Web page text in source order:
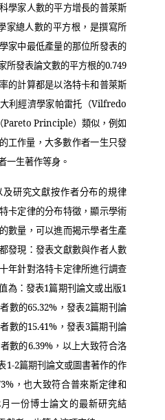
學家人數的平方增長的普萊斯
家總人數的平方根，是撰寫所
家中最低產量的那位所發表的
所發表論文數的平方根的0.749
的計算都是以洛特卡和普萊斯
利經濟學家帕雷托（Vilfredo
Pareto Principle）類似，例如
的工作量，大多數作者一生只發
一生著作等身。
研究文獻按作者分布的規律
卡定律的分布特徵，顯示學術
數量，可以進而揭示學者生產
發現：發表文獻數與作者人數
年針對洛特卡定律所進行調查
為：發表1篇期刊論文或出版1
數的65.32% ，發表2篇期刊論
數的15.41% ，發表3篇期刊論
數的6.39%，以上大致符合洛
1-2篇期刊論文或圖書著作的作
，也大致符合普來斯定律和
月一份博士論文的最新研究結